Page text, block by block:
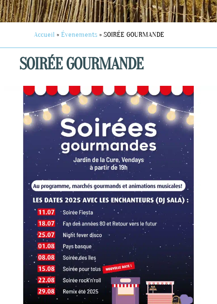
Accueil » Évenements » SOIRÉE GOURMANDE
SOIRÉE GOURMANDE